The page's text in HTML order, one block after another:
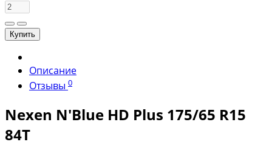
Купить
Описание
Отзывы 0
Nexen N'Blue HD Plus 175/65 R15
84T